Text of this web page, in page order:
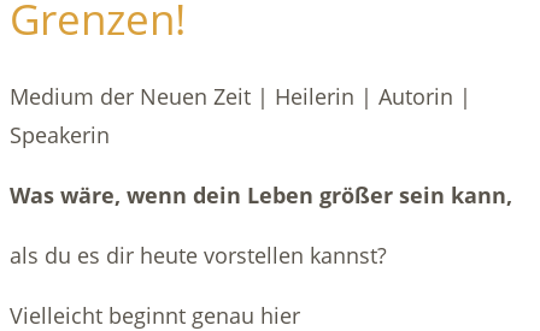
Grenzen!
Medium der Neuen Zeit | Heilerin | Autorin |
Speakerin
Was wäre, wenn dein Leben größer sein kann,
als du es dir heute vorstellen kannst?
Vielleicht beginnt genau hier